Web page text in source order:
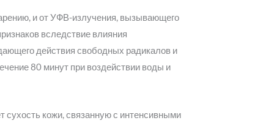
и от УФВ-излучения, вызывающего
вследствие влияния
действия свободных радикалов и
80 минут при воздействии воды и
кожи, связанную с интенсивными